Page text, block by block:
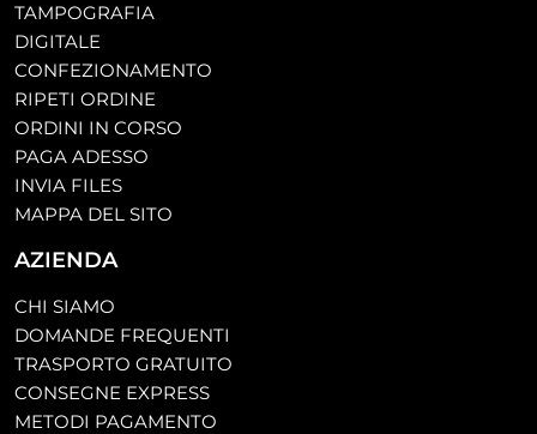
TAMPOGRAFIA
DIGITALE
CONFEZIONAMENTO
RIPETI ORDINE
ORDINI IN CORSO
PAGA ADESSO
INVIA FILES
MAPPA DEL SITO
AZIENDA
CHI SIAMO
DOMANDE FREQUENTI
TRASPORTO GRATUITO
CONSEGNE EXPRESS
METODI PAGAMENTO